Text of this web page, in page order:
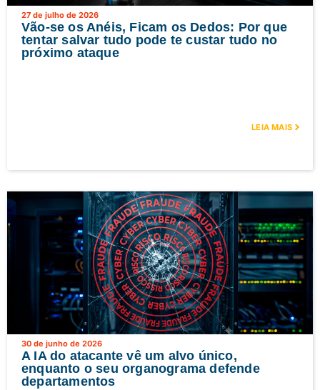
27 de julho de 2026
Vão-se os Anéis, Ficam os Dedos: Por que
tentar salvar tudo pode te custar tudo no
próximo ataque
LEIA MAIS
30 de junho de 2026
A IA do atacante vê um alvo único,
enquanto o seu organograma defende
departamentos